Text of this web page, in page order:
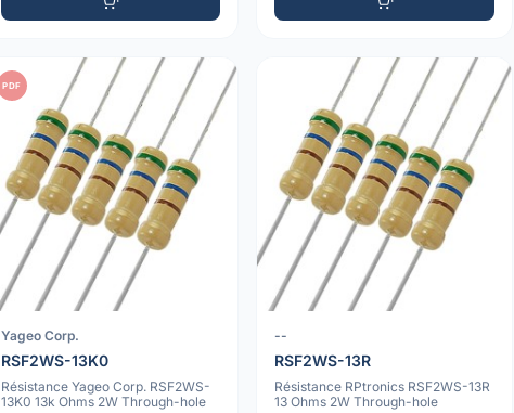
PDF
Yageo Corp.
RSF2WS-13K0
Résistance Yageo Corp. RSF2WS-
13K0 13k Ohms 2W Through-hole
--
RSF2WS-13R
Résistance RPtronics RSF2WS-13R
13 Ohms 2W Through-hole